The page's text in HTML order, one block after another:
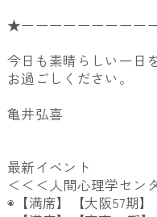
★ーーーーーーーーー
今日も素晴らしい一日
お過ごしください。
亀井弘喜
最新イベント
＜＜＜人間心理学セン
◉【満席】【大阪57期